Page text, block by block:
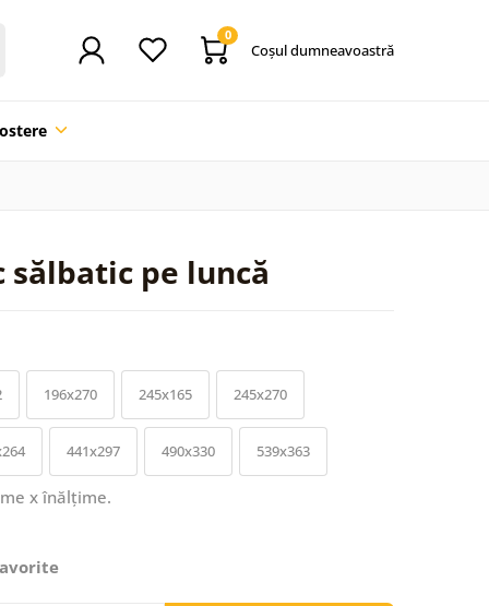
0
Coşul dumneavoastră
sălbatic pe luncă
196x270 245x165 245x270
441x297 490x330 539x363
x înălțime.